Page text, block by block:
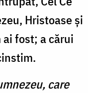
Hristoase şi
fost; a cărui
care